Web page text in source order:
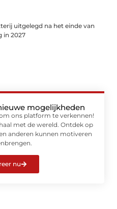
uitgelegd na het einde van
in 2027
mogelijkheden
ons platform te verkennen!
met de wereld. Ontdek op
anderen kunnen motiveren
nu